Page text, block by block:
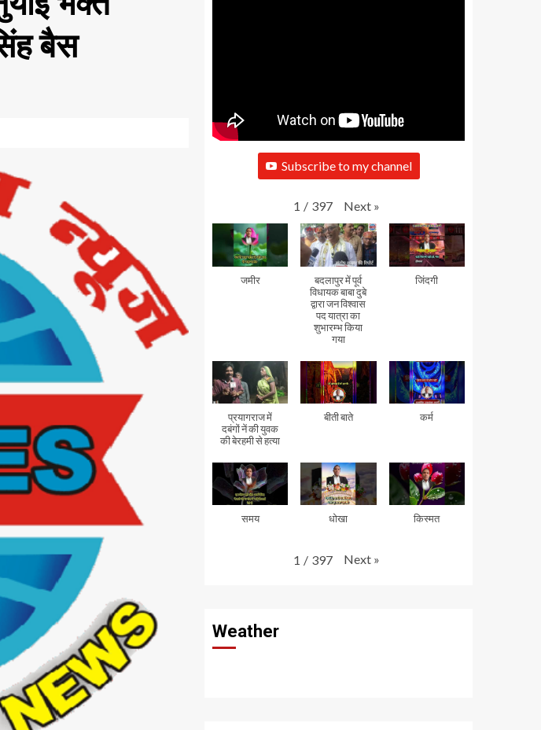
बैस
Subscribe to my channel
1 / 397 Next »
जमीर
बदलापुर में पूर्व
विधायक बाबा दुबे
द्वारा जन विश्वास
पद यात्रा का
शुभारम्भ किया
गया
जिंदगी
प्रयागराज में
दबंगों नें की युवक
की बेरहमी से हत्या
बीती बाते कर्म
समय धोखा किस्मत
1 / 397 Next »
Weather